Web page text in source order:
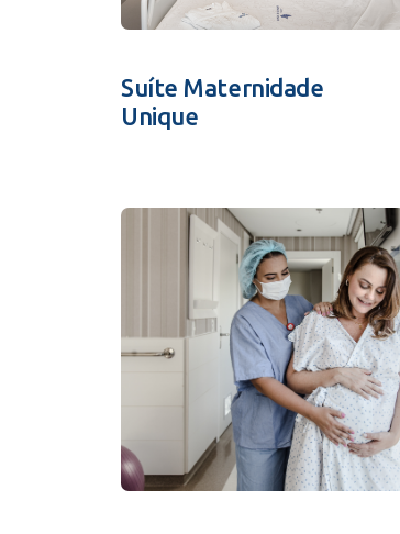
Suíte Maternidade
Unique